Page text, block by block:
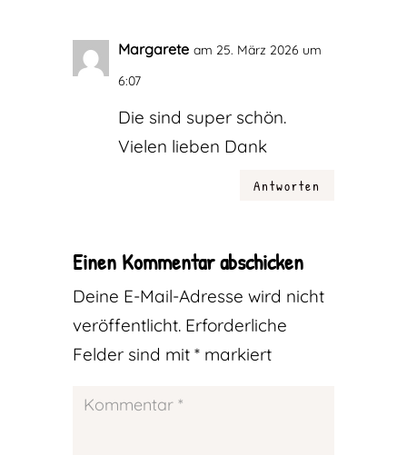
Margarete am 25. März 2026 um
6:07
Die sind super schön.
Vielen lieben Dank
Antworten
Einen Kommentar abschicken
Deine E-Mail-Adresse wird nicht
veröffentlicht. Erforderliche
Felder sind mit *markiert